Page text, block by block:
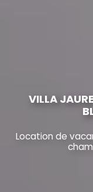
VILLA
Location de